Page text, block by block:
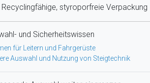
Recyclingfähige, styroporfreie Verpackung
und Sicherheitswissen
für Leitern und Fahrgerüste
Auswahl und Nutzung von Steigtechnik